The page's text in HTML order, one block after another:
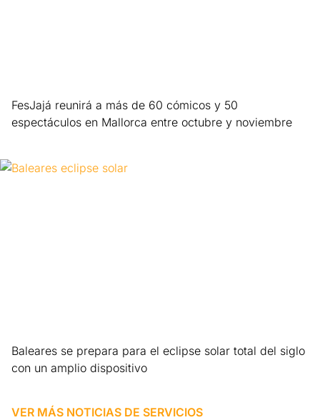
FesJajá reunirá a más de 60 cómicos y 50
espectáculos en Mallorca entre octubre y noviembre
Baleares se prepara para el eclipse solar total del siglo
con un amplio dispositivo
VER MÁS NOTICIAS DE SERVICIOS